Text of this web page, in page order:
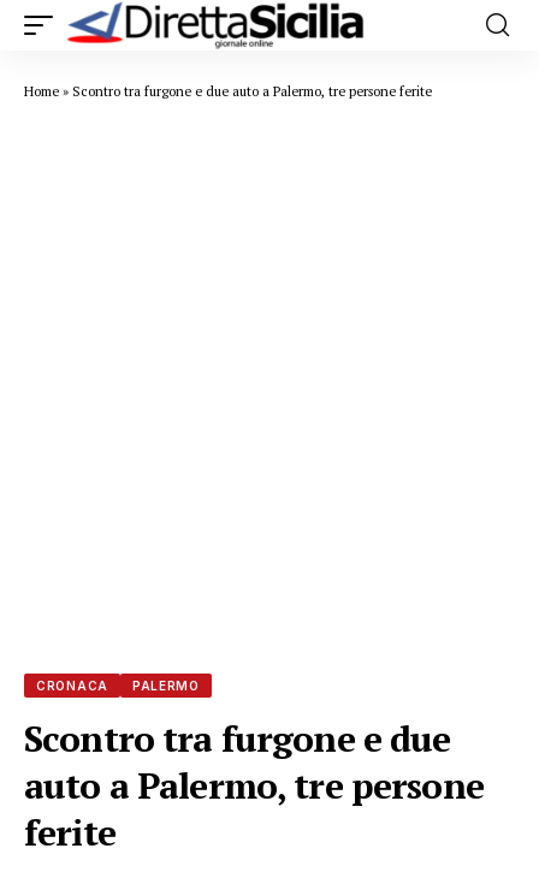
Home » Scontro tra furgone e due auto a Palermo, tre persone ferite
CRONACA PALERMO
Scontro tra furgone e due
auto a Palermo, tre persone
ferite